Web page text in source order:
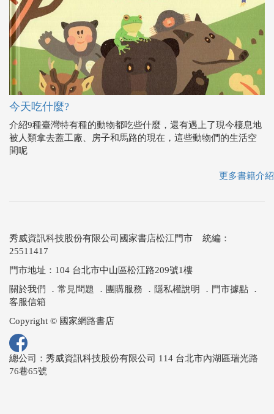
今天吃什麼?
介紹9種臺灣特有種的動物都吃些什麼，還有遇上了現今棲息地
被人類拿去蓋工廠、房子和馬路的現在，這些動物們的生活空
間呢
更多書籍介紹
秀威資訊科技股份有限公司國家書店松江門市 統編：
25511417
門市地址：104 台北市中山區松江路209號1樓
關於我們
． 常見問題 ． 團購服務 ． 隱私權說明 ． 門市據點 ．
客服信箱
Copyright © 國家網路書店
總公司：秀威資訊科技股份有限公司 114 台北市內湖區瑞光路
76巷65號